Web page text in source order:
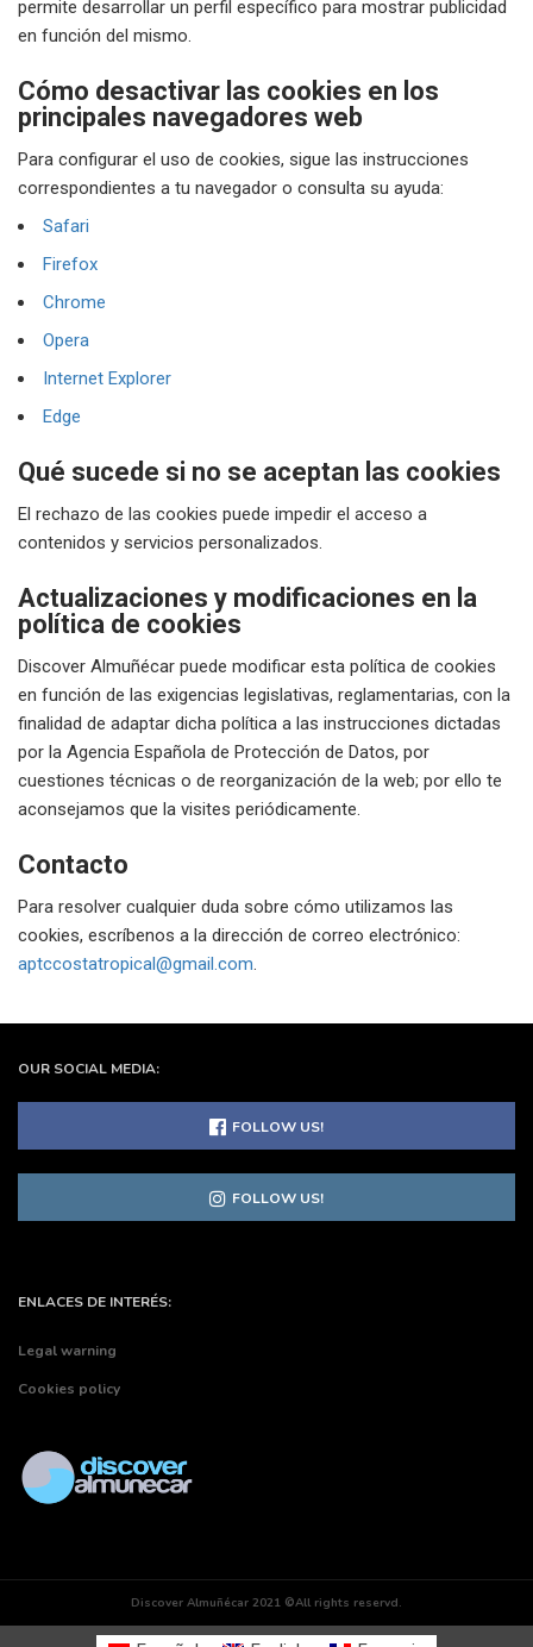
permite desarrollar un perfil específico para mostrar publicidad
en función del mismo.
Cómo desactivar las cookies en los
principales navegadores web
Para configurar el uso de cookies, sigue las instrucciones
correspondientes a tu navegador o consulta su ayuda:
Safari
Firefox
Chrome
Opera
Internet Explorer
Edge
Qué sucede si no se aceptan las cookies
El rechazo de las cookies puede impedir el acceso a
contenidos y servicios personalizados.
Actualizaciones y modificaciones en la
política de cookies
Discover Almuñécar puede modificar esta política de cookies
en función de las exigencias legislativas, reglamentarias, con la
finalidad de adaptar dicha política a las instrucciones dictadas
por la Agencia Española de Protección de Datos, por
cuestiones técnicas o de reorganización de la web; por ello te
aconsejamos que la visites periódicamente.
Contacto
Para resolver cualquier duda sobre cómo utilizamos las
cookies, escríbenos a la dirección de correo electrónico:
aptccostatropical@gmail.com.
OUR SOCIAL MEDIA:
FOLLOW US!
FOLLOW US!
ENLACES DE INTERÉS:
Legal warning
Cookies policy
Discover Almuñécar 2021 ©All rights reservd.